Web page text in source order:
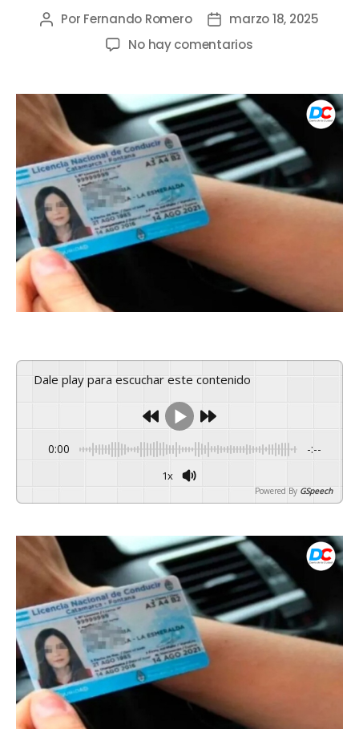
Por Fernando Romero
marzo 18, 2025
No hay comentarios
Dale play para escuchar este contenido
0:00 -:--
1x
Powered By GSpeech